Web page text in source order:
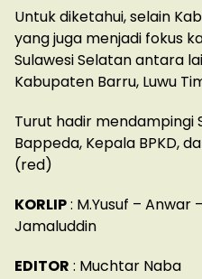
Untuk diketahui, selain
yang juga menjadi fokus
Sulawesi Selatan antara
Kabupaten Barru, Luwu
Turut hadir mendampingi
Bappeda, Kepala BPKD,
(red)
KORLIP: M.Yusuf – Anwar
Jamaluddin
EDITOR : Muchtar Naba